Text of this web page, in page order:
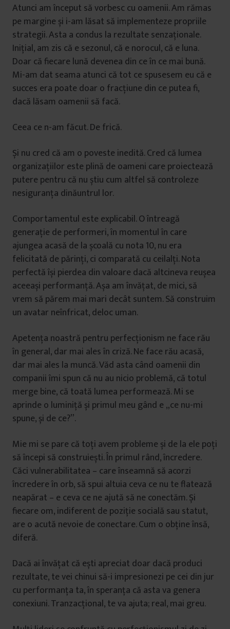
Atunci am început să vorbesc cu oamenii. Am rămas
pe margine și i-am lăsat să implementeze propriile
strategii. Asta a condus la rezultate senzaționale.
Inițial, am zis că e sezonul, că e norocul, că e luna.
Doar că fiecare lună devenea din ce în ce mai bună.
Mi-am dat seama atunci că tot ce spusesem eu că e
succes era poate doar o fracțiune din ce putea fi,
dacă lăsam oamenii să facă.
Ceea ce n-am făcut. De frică.
Și nu cred că am o poveste inedită. Cred că lumea
organizațiilor este plină de oameni care proiectează
putere pentru că nu știu cum altfel să controleze
nesiguranța dinăuntrul lor.
Comportamentul este explicabil. O întreagă
generație de performeri, în momentul în care
ajungea acasă de la școală cu nota 10, nu era
felicitată de părinți, ci comparată cu ceilalți. Nota
perfectă își pierdea din valoare dacă altcineva reușea
aceeași performanță. Așa am învățat, de mici, să
vrem să părem mai mari decât suntem. Să construim
un avatar neînfricat, deloc uman.
Apetența noastră pentru perfecționism ne face rău
în general, dar mai ales în criză. Ne face rău acasă,
dar mai ales la muncă. Văd asta când oamenii din
companii îmi spun că nu au nicio problemă, că totul
merge bine, că toată lumea performează. Mi se
aprinde o luminiță și primul meu gând e „ce nu-mi
spune, și de ce?”.
Mie mi se pare că toți avem probleme și de la ele poți
să începi să construiești. În primul rând, încredere.
Căci vulnerabilitatea – care înseamnă să acorzi
încredere în orb, să spui altuia ceva ce nu te flatează
neapărat – e ceva ce ne ajută să ne conectăm. Și
fiecare om, indiferent de poziție socială sau statut,
are o acută nevoie de conectare. Cum o obține însă,
diferă.
Dacă ai învățat că ești apreciat doar dacă produci
rezultate, te vei chinui să-i impresionezi pe cei din jur
cu performanța ta, în speranța că asta va genera
conexiuni. Tranzacțional, te va ajuta; real, mai greu.